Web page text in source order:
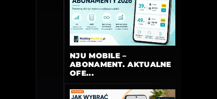
NJU MOBILE –
ABONAMENT. AKTUALNE
OFE...